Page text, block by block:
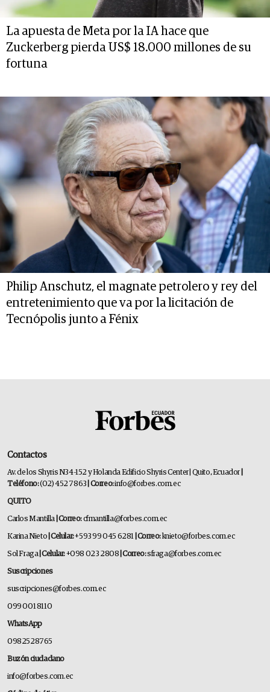
La apuesta de Meta por la IA hace que
Zuckerberg pierda US$ 18.000 millones de su
fortuna
Philip Anschutz, el magnate petrolero y rey del
entretenimiento que va por la licitación de
Tecnópolis junto a Fénix
Contactos
Av. de los Shyris N34-152 y Holanda Edificio Shyris Center | Quito, Ecuador
Teléfono:(02) 452 7863 | Correo:info@forbes.com.ec
QUITO
Carlos Mantilla | Correo:cfmantilla@forbes.com.ec
Karina Nieto | Celular:+593 99 045 6281 | Correo:knieto@forbes.com.ec
Sol Fraga| Celular:+098 023 2808 | Correo:sfraga@forbes.com.ec
Suscripciones
suscripciones@forbes.com.ec
099 001 8110
WhatsApp
0982528765
Buzón ciudadano
info@forbes.com.ec